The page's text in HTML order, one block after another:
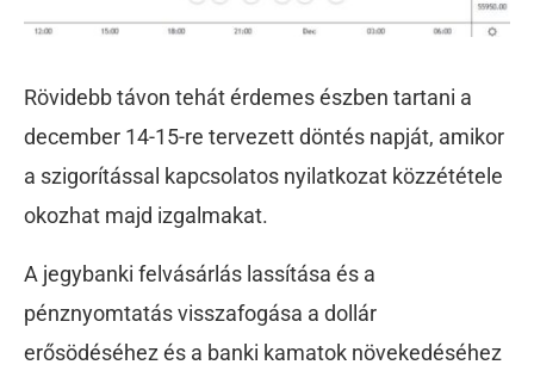
Rövidebb távon tehát érdemes észben tartani a
december 14-15-re tervezett döntés napját, amikor
a szigorítással kapcsolatos nyilatkozat közzététele
okozhat majd izgalmakat.
A jegybanki felvásárlás lassítása és a
pénznyomtatás visszafogása a dollár
erősödéséhez és a banki kamatok növekedéséhez